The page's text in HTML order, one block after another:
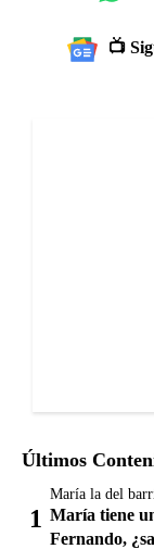
📺
Últimos
María la del
María tiene
Fernando,